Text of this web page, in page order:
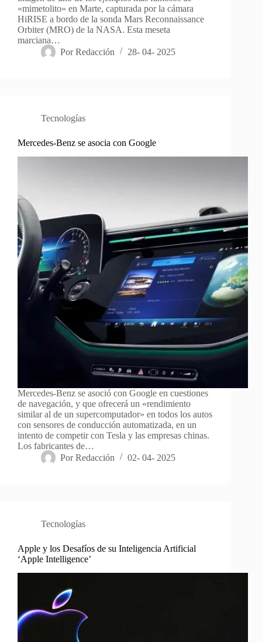
«mimetolito» en Marte, capturada por la cámara
HiRISE a bordo de la sonda Mars Reconnaissance
Orbiter (MRO) de la NASA. Esta meseta
marciana…
Por Redacción 28- 04- 2025
Tecnologías
Mercedes-Benz se asocia con Google
Mercedes-Benz se asoció con Google en cuestiones
de navegación, y que ofrecerá un «rendimiento
similar al de un supercomputador» en todos los autos
con sensores de conducción automatizada, en un
intento de competir con Tesla y las empresas chinas.
Los fabricantes de…
Por Redacción 02- 04- 2025
Tecnologías
Apple y los Desafíos de su Inteligencia Artificial
‘Apple Intelligence’